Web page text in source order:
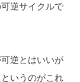
逆サイクルで
逆とはいいが
いうのがこれ